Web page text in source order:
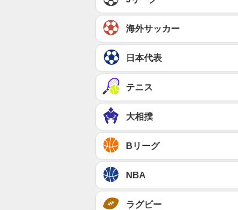
海外サッカー
日本代表
テニス
大相撲
Bリーグ
NBA
ラグビー